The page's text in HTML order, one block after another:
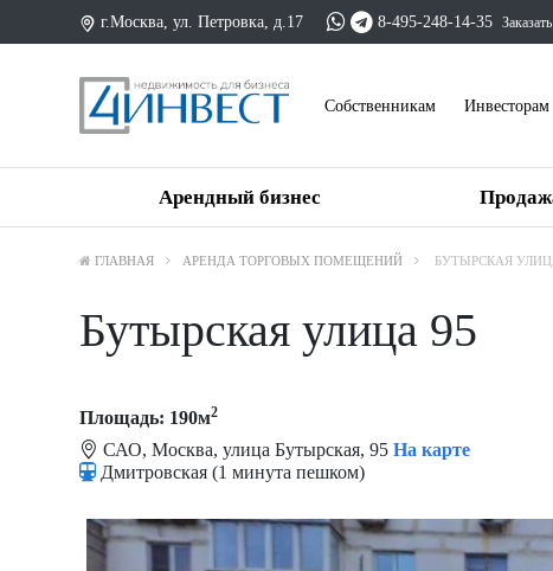
г.Москва, ул. Петровка, д.17 8-495-248-14-35
Cобственникам Инвесторам
Арендный бизнес
ГЛАВНАЯ АРЕНДА ТОРГОВЫХ ПОМЕЩЕНИЙ БУТЫРСКАЯ
Бутырская улица 95
Площадь: 190м2
САО, Москва, улица Бутырская, 95 На карте
Дмитровская (1 минута пешком)